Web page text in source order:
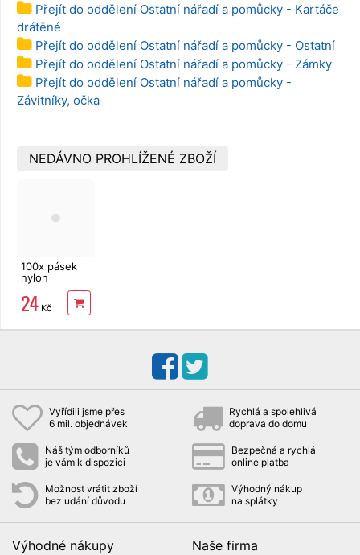
Přejít do oddělení Ostatní nářadí a pomůcky - Kartáče
drátěné
Přejít do oddělení Ostatní nářadí a pomůcky - Ostatní
Přejít do oddělení Ostatní nářadí a pomůcky - Zámky
Přejít do oddělení Ostatní nářadí a pomůcky -
Závitníky, očka
NEDÁVNO PROHLÍŽENÉ ZBOŽÍ
100x pásek
nylon
2,5x150 mm,
neutrální
24 Kč
Vyřídili jsme přes
6 mil. objednávek
Rychlá a spolehlivá
doprava do domu
Náš tým odborníků
je vám k dispozici
Bezpečná a rychlá
online platba
Možnost vrátit zboží
bez udání důvodu
Výhodný nákup
na splátky
Výhodné nákupy Naše firma